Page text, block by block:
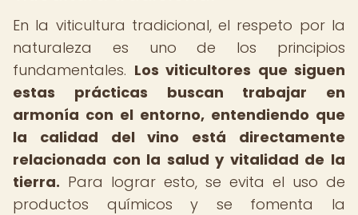
En la viticultura tradicional, el respeto por la
naturaleza es uno de los principios
fundamentales. Los viticultores que siguen
estas prácticas buscan trabajar en
armonía con el entorno, entendiendo que
la calidad del vino está directamente
relacionada con la salud y vitalidad de la
tierra. Para lograr esto, se evita el uso de
productos químicos y se fomenta la